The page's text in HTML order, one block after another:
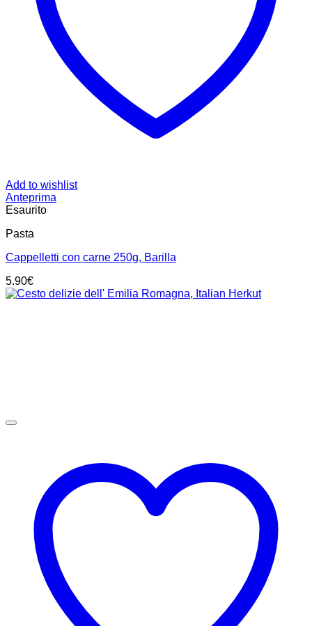
Add to wishlist
Anteprima
Esaurito
Pasta
Cappelletti con carne 250g, Barilla
5.90€